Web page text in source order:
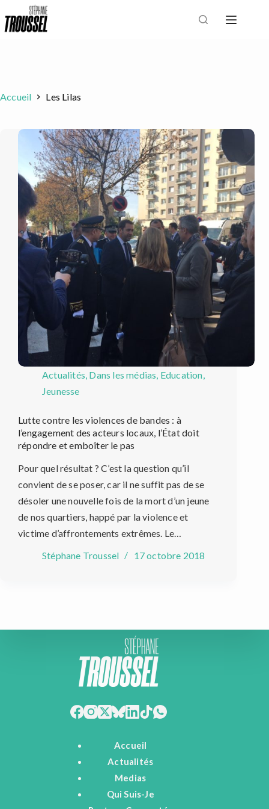
au
Accueil Les Lilas
Actualités Dans les médias Education
Jeunesse
Lutte contre les violences de bandes : à
l’engagement des acteurs locaux, l’État doit
répondre et emboîter le pas
Pour quel résultat ? C’est la question qu’il
convient de se poser, car il ne suffit pas de se
désoler une nouvelle fois de la mort d’un jeune
de nos quartiers, happé par la violence et
victime d’affrontements extrêmes. Le…
Stéphane Troussel
17 octobre 2018
Accueil
Actualités
Medias
Qui Suis-Je